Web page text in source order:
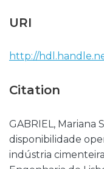
URI
http://
Citation
GABRIEL, Mariana
disponibilidade
indústria